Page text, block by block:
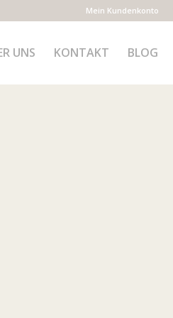
Mein Kundenkonto
UNS KONTAKT BLOG